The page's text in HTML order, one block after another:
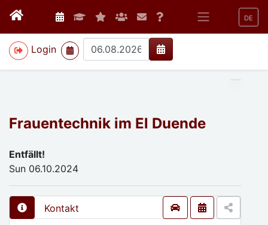
DE
Login
>
Frauentechnik im El Duende
Entfällt!
Sun 06.10.2024
Kontakt